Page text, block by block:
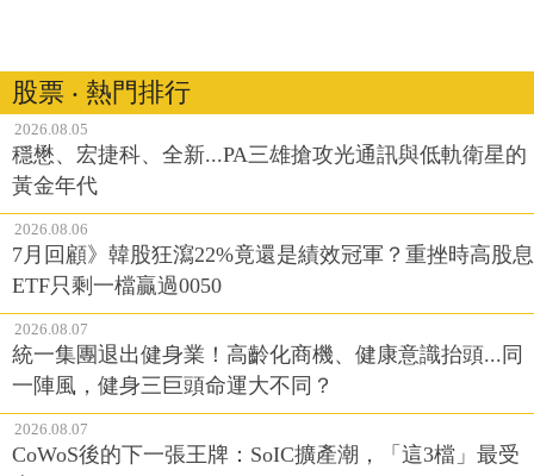
股票 ‧ 熱門排行
2026.08.05
穩懋、宏捷科、全新...PA三雄搶攻光通訊與低軌衛星的
黃金年代
2026.08.06
7月回顧》韓股狂瀉22%竟還是績效冠軍？重挫時高股息
ETF只剩一檔贏過0050
2026.08.07
統一集團退出健身業！高齡化商機、健康意識抬頭...同
一陣風，健身三巨頭命運大不同？
2026.08.07
CoWoS後的下一張王牌：SoIC擴產潮，「這3檔」最受